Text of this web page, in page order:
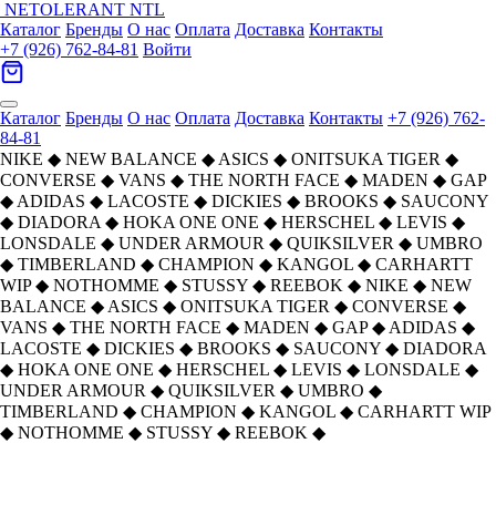
NETOLERANT NTL
Каталог Бренды О нас Оплата Доставка Контакты
+7 (926) 762-84-81 Войти
Каталог Бренды О нас Оплата Доставка Контакты +7 (926) 762-
84-81
NIKE ◆ NEW BALANCE ◆ ASICS ◆ ONITSUKA TIGER ◆
CONVERSE ◆ VANS ◆ THE NORTH FACE ◆ MADEN ◆ GAP
◆ ADIDAS ◆ LACOSTE ◆ DICKIES ◆ BROOKS ◆ SAUCONY
◆ DIADORA ◆ HOKA ONE ONE ◆ HERSCHEL ◆ LEVIS ◆
LONSDALE ◆ UNDER ARMOUR ◆ QUIKSILVER ◆ UMBRO
◆ TIMBERLAND ◆ CHAMPION ◆ KANGOL ◆ CARHARTT
WIP ◆ NOTHOMME ◆ STUSSY ◆ REEBOK ◆ NIKE ◆ NEW
BALANCE ◆ ASICS ◆ ONITSUKA TIGER ◆ CONVERSE ◆
VANS ◆ THE NORTH FACE ◆ MADEN ◆ GAP ◆ ADIDAS ◆
LACOSTE ◆ DICKIES ◆ BROOKS ◆ SAUCONY ◆ DIADORA
◆ HOKA ONE ONE ◆ HERSCHEL ◆ LEVIS ◆ LONSDALE ◆
UNDER ARMOUR ◆ QUIKSILVER ◆ UMBRO ◆
TIMBERLAND ◆ CHAMPION ◆ KANGOL ◆ CARHARTT WIP
◆ NOTHOMME ◆ STUSSY ◆ REEBOK ◆